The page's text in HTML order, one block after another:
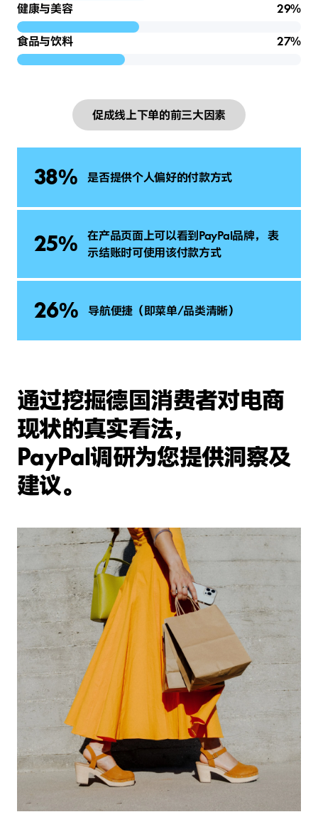
健康与美容 29%
食品与饮料 27%
促成线上下单的前三大因素
38% 是否提供个人偏好的付款方式
25%
在产品页面上可以看到PayPal品牌， 表
示结账时可使用该付款方式
26% 导航便捷（即菜单/品类清晰）
通过挖掘德国消费者对电商
现状的真实看法，
PayPal调研为您提供洞察及
建议。